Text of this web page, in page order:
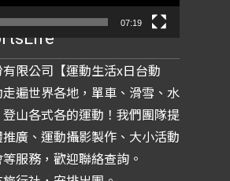
07:19
限公司【運動生活x日台動
遍世界各地，單車、滑雪、水
登山各式各的運動！我們團隊提
廣、運動攝影製作、大小活動
服務，歡迎聯絡查詢。